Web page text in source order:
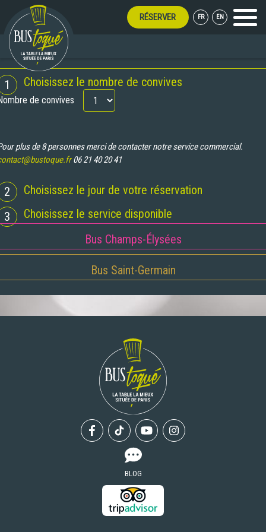
RÉSERVER FR EN Menu
TOUT L'ÉTÉ !
1 Choisissez le nombre de convives
de convives
plus de 8 personnes merci de contacter notre service commercial.
06 21 40 20 41
2
Choisissez le jour de votre réservation
3
Choisissez le service disponible
Bus Champs-Élysées
Bus Saint-Germain
FacebookTiktok YoutubeInstagram
BLOG